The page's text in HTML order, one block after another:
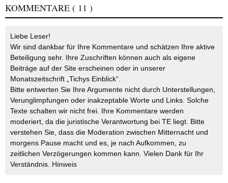
KOMMENTARE ( 11 )
Liebe Leser!
Wir sind dankbar für Ihre Kommentare und schätzen Ihre aktive
Beteiligung sehr. Ihre Zuschriften können auch als eigene
Beiträge auf der Site erscheinen oder in unserer
Monatszeitschrift „Tichys Einblick“.
Bitte entwerten Sie Ihre Argumente nicht durch Unterstellungen,
Verunglimpfungen oder inakzeptable Worte und Links. Solche
Texte schalten wir nicht frei. Ihre Kommentare werden
moderiert, da die juristische Verantwortung bei TE liegt. Bitte
verstehen Sie, dass die Moderation zwischen Mitternacht und
morgens Pause macht und es, je nach Aufkommen, zu
zeitlichen Verzögerungen kommen kann. Vielen Dank für Ihr
Verständnis. Hinweis